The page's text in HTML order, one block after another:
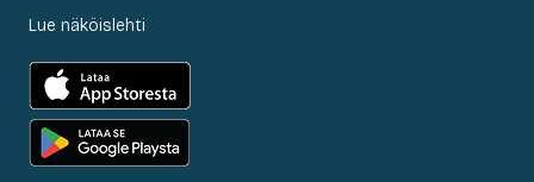
Lue näköislehti